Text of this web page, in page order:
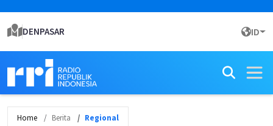
DENPASAR ID
Home Berita Regional